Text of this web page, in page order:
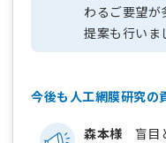
わるご要望が
提案も行いま
今後も人工網膜研究の
森本様
盲目